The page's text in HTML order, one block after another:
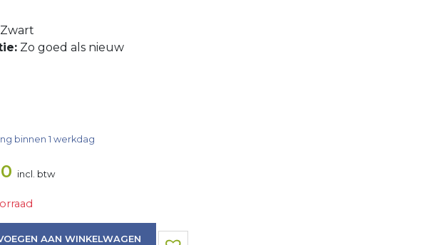
Zwart
Zo goed als nieuw
binnen 1 werkdag
incl. btw
AAN WINKELWAGEN